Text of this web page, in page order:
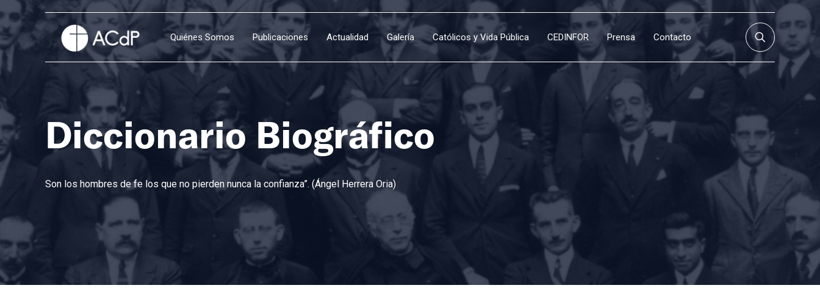
Quiénes Somos Publicaciones Actualidad Galería Católicos y Vida Pública CEDINFOR Prensa Contacto
Diccionario Biográfico
Son los hombres de fe los que no pierden nunca la confianza”. (Ángel Herrera Oria)